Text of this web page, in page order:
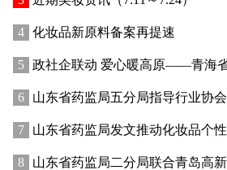
化妆品新原料备案再提速
政社企联动 爱心暖高原——青海
山东省药监局五分局指导行业协
山东省药监局发文推动化妆品个
山东省药监局二分局联合青岛高